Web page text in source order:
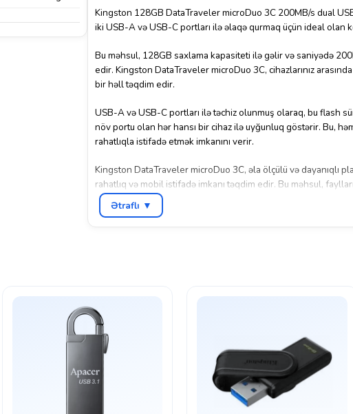
Kingston 128GB DataTraveler microDuo 3C 200MB/s dual
iki USB-A və USB-C portları ilə əlaqə qurmaq üçün ideal olan
Bu məhsul, 128GB saxlama kapasiteti ilə gəlir və saniyədə
edir. Kingston DataTraveler microDuo 3C, cihazlarınız
bir həll təqdim edir.
USB-A və USB-C portları ilə təchiz olunmuş olaraq, bu flash
növ portu olan hər hansı bir cihaz ilə uyğunluq göstərir. Bu,
rahatlıqla istifadə etmək imkanını verir.
Kingston DataTraveler microDuo 3C, əla ölçülü və dayanıqlı
rahatlıq və mobil istifadə imkanı təqdim edir. Bu məhsul,
təşkil edir.
Ətraflı ▼